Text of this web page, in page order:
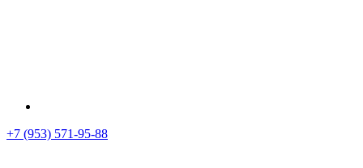
+7 (953) 571-95-88